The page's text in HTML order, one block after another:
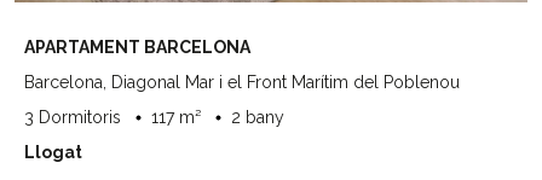
APARTAMENT BARCELONA
Barcelona, Diagonal Mar i el Front Marítim del Poblenou
3 Dormitoris
117 m²
2 bany
Llogat